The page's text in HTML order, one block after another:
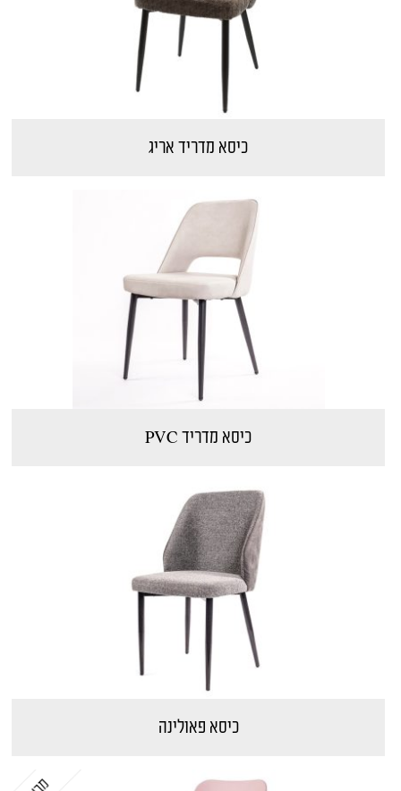
כיסא מדריד אריג
כיסא מדריד PVC
כיסא פאולינה